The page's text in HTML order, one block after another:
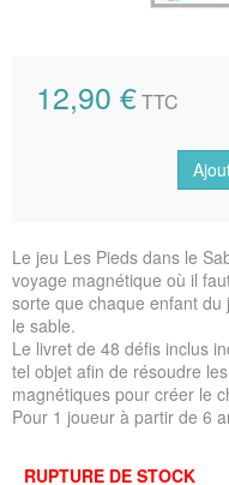
12,90 €TTC
Le jeu Les Pieds dans le
voyage magnétique où il
sorte que chaque enfant
le sable.
Le livret de 48 défis inclus
tel objet afin de résoudre
magnétiques pour créer le
Pour 1 joueur à partir de 6
RUPTURE DE STOCK